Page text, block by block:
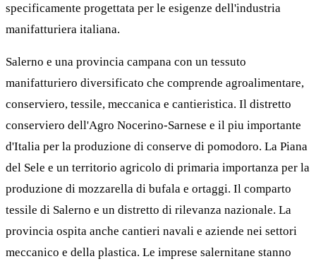
specificamente progettata per le esigenze dell'industria
manifatturiera italiana.
Salerno e una provincia campana con un tessuto
manifatturiero diversificato che comprende agroalimentare,
conserviero, tessile, meccanica e cantieristica. Il distretto
conserviero dell'Agro Nocerino-Sarnese e il piu importante
d'Italia per la produzione di conserve di pomodoro. La Piana
del Sele e un territorio agricolo di primaria importanza per la
produzione di mozzarella di bufala e ortaggi. Il comparto
tessile di Salerno e un distretto di rilevanza nazionale. La
provincia ospita anche cantieri navali e aziende nei settori
meccanico e della plastica. Le imprese salernitane stanno